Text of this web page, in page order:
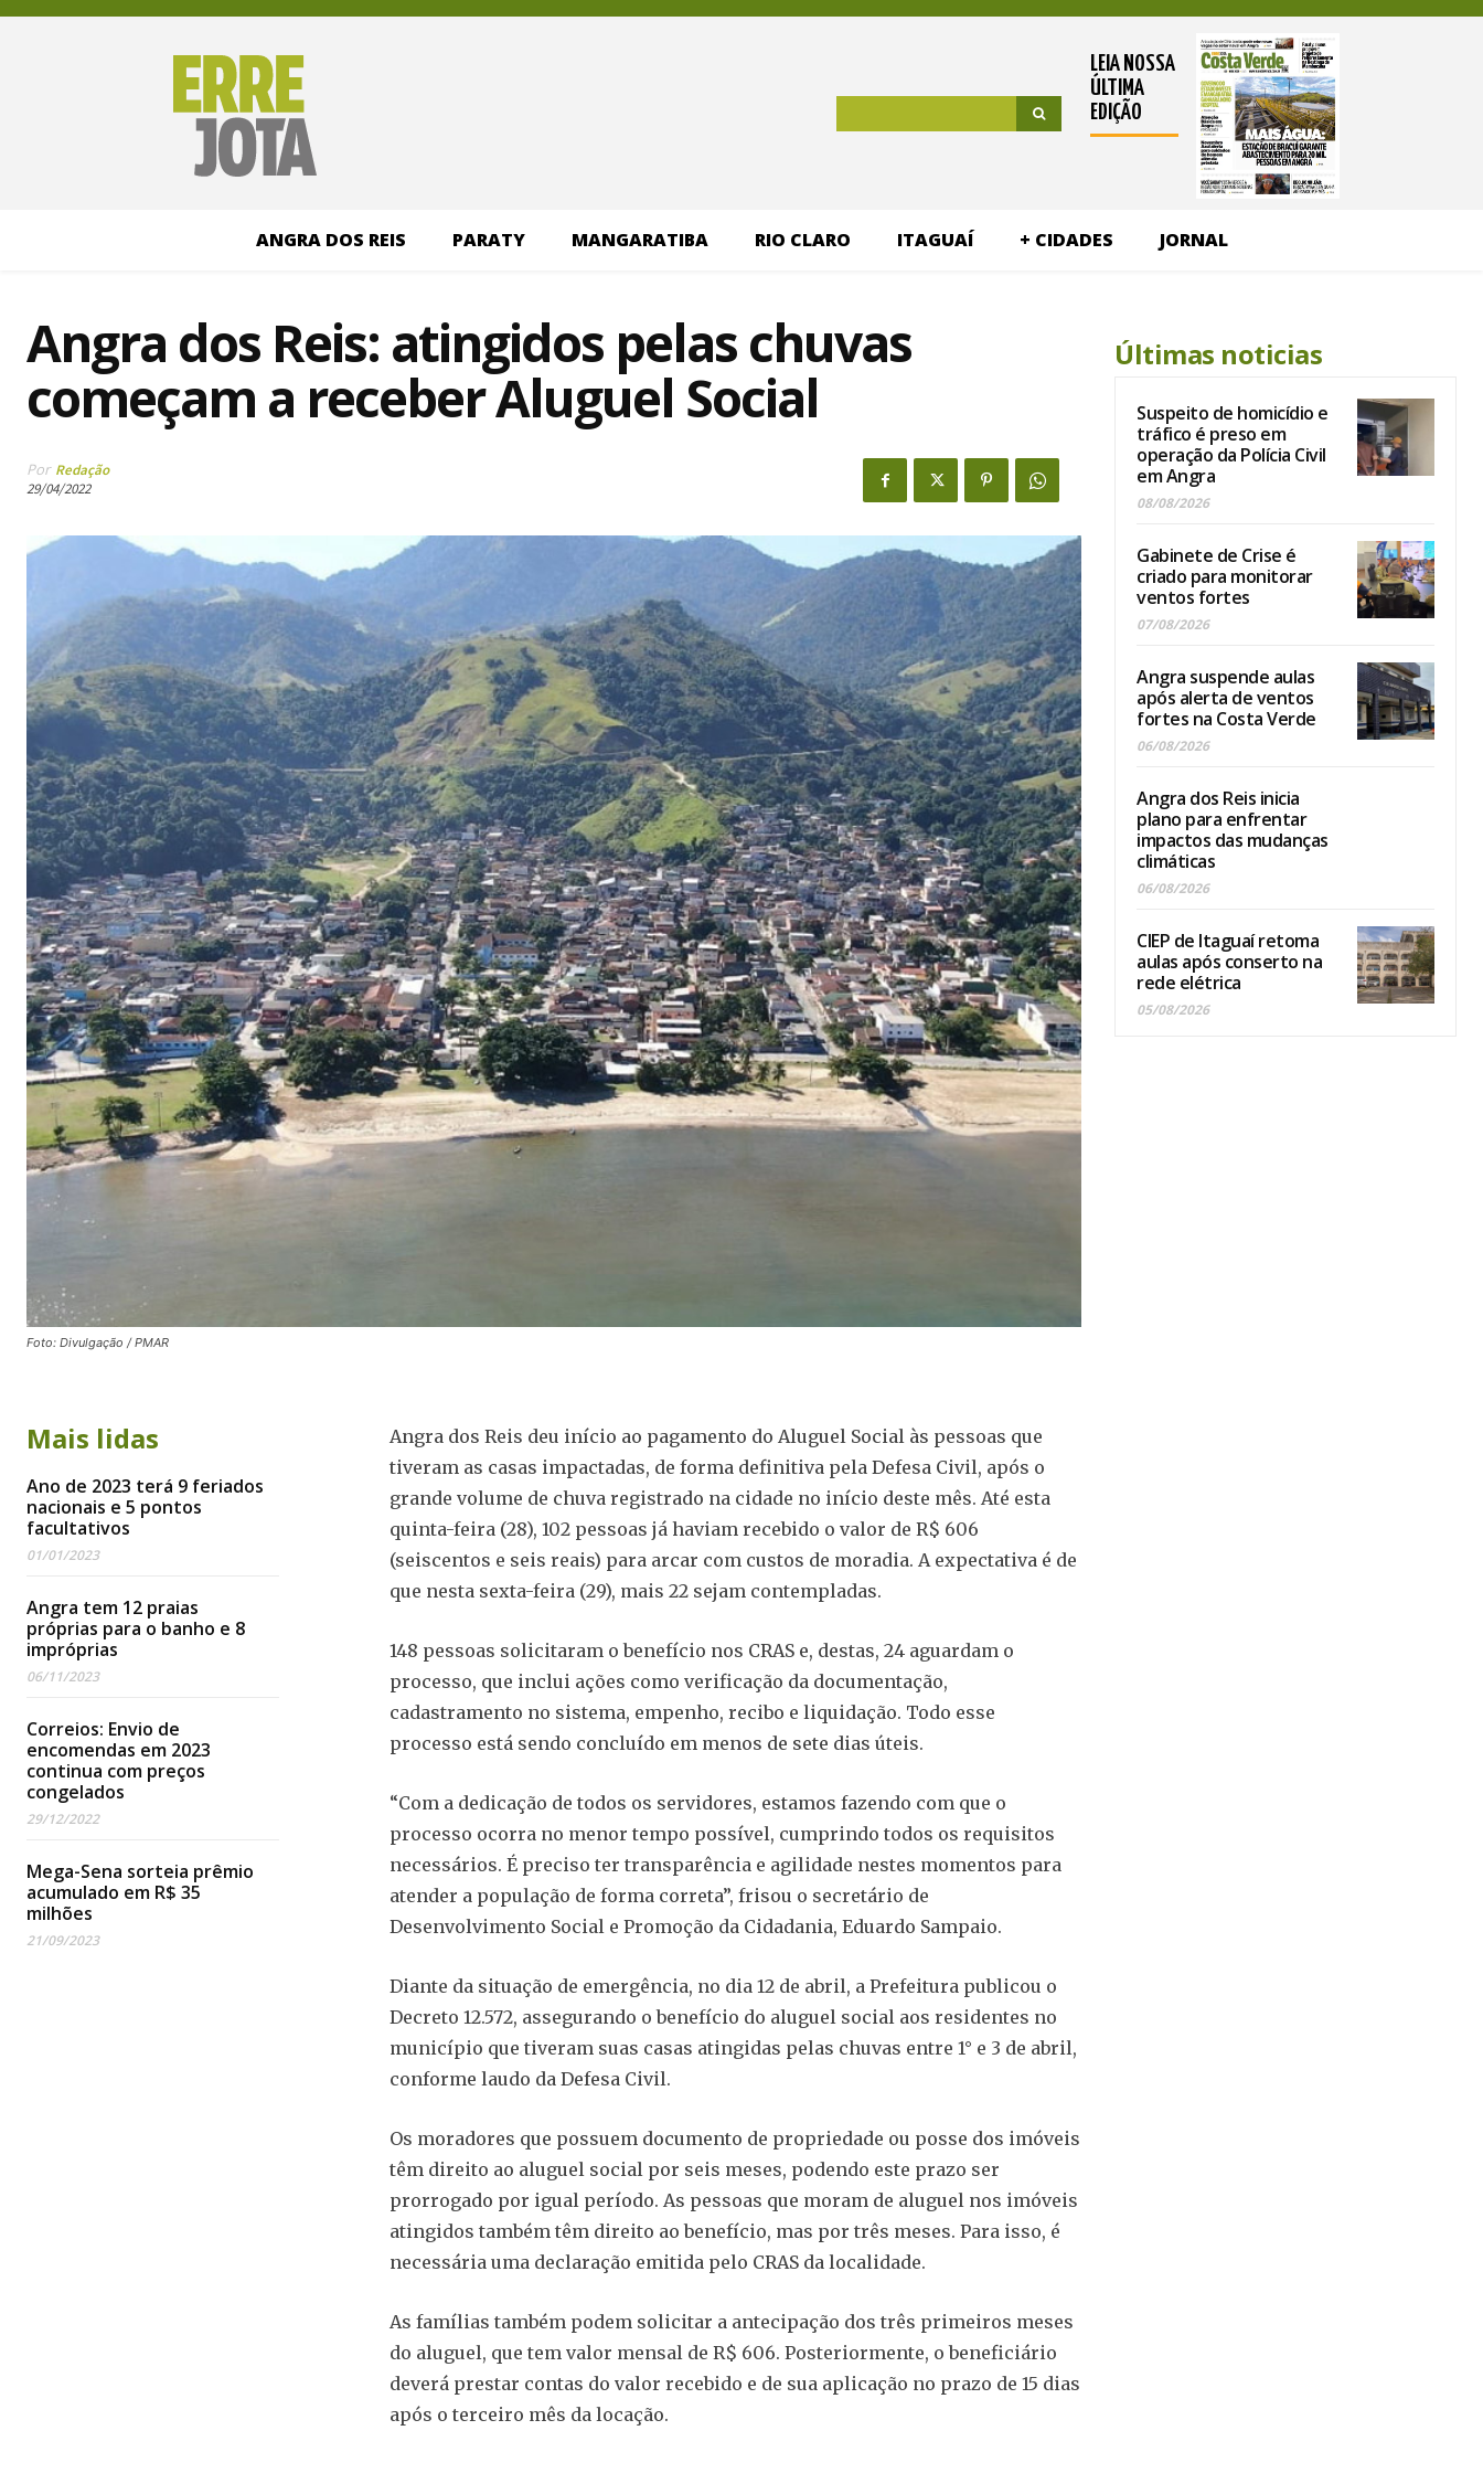
LEIA NOSSA
ÚLTIMA
EDIÇÃO
ANGRA DOS REIS PARATY MANGARATIBA RIO CLARO ITAGUAÍ + CIDADES JORNAL
Angra dos Reis: atingidos pelas chuvas
começam a receber Aluguel Social
Por Redação
29/04/2022
Foto: Divulgação / PMAR
Mais lidas
Ano de 2023 terá 9 feriados
nacionais e 5 pontos
facultativos
01/01/2023
Angra tem 12 praias
próprias para o banho e 8
impróprias
06/11/2023
Correios: Envio de
encomendas em 2023
continua com preços
congelados
29/12/2022
Mega-Sena sorteia prêmio
acumulado em R$ 35
milhões
21/09/2023
Angra dos Reis deu início ao pagamento do Aluguel Social às pessoas que
tiveram as casas impactadas, de forma definitiva pela Defesa Civil, após o
grande volume de chuva registrado na cidade no início deste mês. Até esta
quinta-feira (28), 102 pessoas já haviam recebido o valor de R$ 606
(seiscentos e seis reais) para arcar com custos de moradia. A expectativa é de
que nesta sexta-feira (29), mais 22 sejam contempladas.
148 pessoas solicitaram o benefício nos CRAS e, destas, 24 aguardam o
processo, que inclui ações como verificação da documentação,
cadastramento no sistema, empenho, recibo e liquidação. Todo esse
processo está sendo concluído em menos de sete dias úteis.
“Com a dedicação de todos os servidores, estamos fazendo com que o
processo ocorra no menor tempo possível, cumprindo todos os requisitos
necessários. É preciso ter transparência e agilidade nestes momentos para
atender a população de forma correta”, frisou o secretário de
Desenvolvimento Social e Promoção da Cidadania, Eduardo Sampaio.
Diante da situação de emergência, no dia 12 de abril, a Prefeitura publicou o
Decreto 12.572, assegurando o benefício do aluguel social aos residentes no
município que tiveram suas casas atingidas pelas chuvas entre 1° e 3 de abril,
conforme laudo da Defesa Civil.
Os moradores que possuem documento de propriedade ou posse dos imóveis
têm direito ao aluguel social por seis meses, podendo este prazo ser
prorrogado por igual período. As pessoas que moram de aluguel nos imóveis
atingidos também têm direito ao benefício, mas por três meses. Para isso, é
necessária uma declaração emitida pelo CRAS da localidade.
As famílias também podem solicitar a antecipação dos três primeiros meses
do aluguel, que tem valor mensal de R$ 606. Posteriormente, o beneficiário
deverá prestar contas do valor recebido e de sua aplicação no prazo de 15 dias
após o terceiro mês da locação.
Últimas noticias
Suspeito de homicídio e
tráfico é preso em
operação da Polícia Civil
em Angra
08/08/2026
Gabinete de Crise é
criado para monitorar
ventos fortes
07/08/2026
Angra suspende aulas
após alerta de ventos
fortes na Costa Verde
06/08/2026
Angra dos Reis inicia
plano para enfrentar
impactos das mudanças
climáticas
06/08/2026
CIEP de Itaguaí retoma
aulas após conserto na
rede elétrica
05/08/2026